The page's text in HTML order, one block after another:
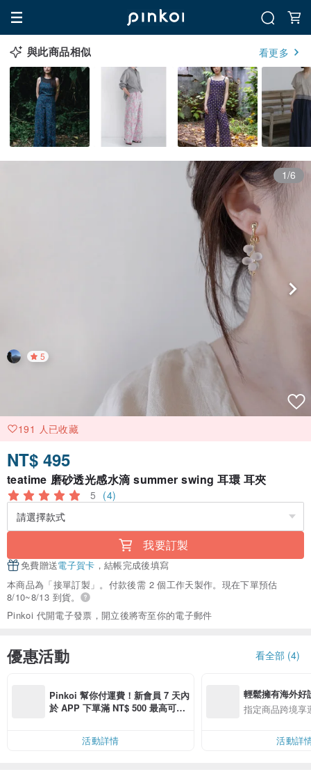
與此商品相似 看更多
1/6
5
191 人已收藏
NT$ 495
teatime 磨砂透光感水滴 summer swing 耳環 耳夾
5 (4)
我要訂製
免費贈送電子賀卡 ，結帳完成後填寫
本商品為「接單訂製」。付款後需 2 個工作天製作。現在下單預估
8/10~8/13 到貨。
Pinkoi 代開電子發票，開立後將寄至你的電子郵件
優惠活動 看全部 (4)
Pinkoi 幫你付運費！新會員 7 天內
於 APP 下單滿 NT$ 500 最高可折
活動詳情
輕鬆擁有海外好
指定商品跨境享
活動詳